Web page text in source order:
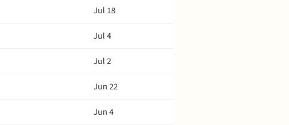
Jul 18
Jul 4
Jul 2
Jun 22
Jun 4